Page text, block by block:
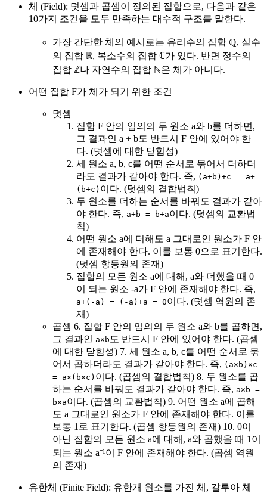
체 (Field): 덧셈과 곱셈이 정의된 집합으로, 다음과 같은
10가지 조건을 모두 만족하는 대수적 구조를 말한다.
가장 간단한 체의 예시로는 유리수의 집합 ℚ, 실수
의 집합 ℝ, 복소수의 집합 ℂ가 있다. 반면 정수의
집합 ℤ나 자연수의 집합 ℕ은 체가 아니다.
어떤 집합 F가 체가 되기 위한 조건
덧셈
집합 F 안의 임의의 두 원소 a와 b를 더하면,
그 결과인 a + b도 반드시 F 안에 있어야 한
다. (덧셈에 대한 닫힘성)
세 원소 a, b, c를 어떤 순서로 묶어서 더하더
라도 결과가 같아야 한다. 즉, (a+b)+c = a+
(b+c) 이다. (덧셈의 결합법칙)
두 원소를 더하는 순서를 바꿔도 결과가 같아
야 한다. 즉, a+b = b+a이다. (덧셈의 교환법
칙)
어떤 원소 a에 더해도 a 그대로인 원소가 F 안
에 존재해야 한다. 이를 보통 0으로 표기한다.
(덧셈 항등원의 존재)
집합의 모든 원소 a에 대해, a와 더했을 때 0
이 되는 원소 -a가 F 안에 존재해야 한다. 즉,
a+(-a) = (-a)+a = 0이다. (덧셈 역원의 존
재)
곱셈 6. 집합 F 안의 임의의 두 원소 a와 b를 곱하면,
그 결과인 a×b 도 반드시 F 안에 있어야 한다. (곱셈
에 대한 닫힘성) 7. 세 원소 a, b, c를 어떤 순서로 묶
어서 곱하더라도 결과가 같아야 한다. 즉, (a×b)×c
= a×(b×c) 이다. (곱셈의 결합법칙) 8. 두 원소를 곱
하는 순서를 바꿔도 결과가 같아야 한다. 즉, a×b =
b×a이다. (곱셈의 교환법칙) 9. 어떤 원소 a에 곱해
도 a 그대로인 원소가 F 안에 존재해야 한다. 이를
보통 1로 표기한다. (곱셈 항등원의 존재) 10. 0이
아닌 집합의 모든 원소 a에 대해, a와 곱했을 때 1이
되는 원소 a⁻¹이 F 안에 존재해야 한다. (곱셈 역원
의 존재)
유한체 (Finite Field): 유한개 원소를 가진 체, 갈루아 체